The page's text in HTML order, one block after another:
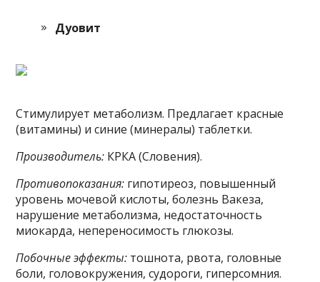
Дуовит
Стимулирует метаболизм. Предлагает красные
(витамины) и синие (минералы) таблетки.
Производитель: КРКА (Словения).
Противопоказания: гипотиреоз, повышенный
уровень мочевой кислоты, болезнь Вакеза,
нарушение метаболизма, недостаточность
миокарда, непереносимость глюкозы.
Побочные эффекты: тошнота, рвота, головные
боли, головокружения, судороги, гиперсомния.